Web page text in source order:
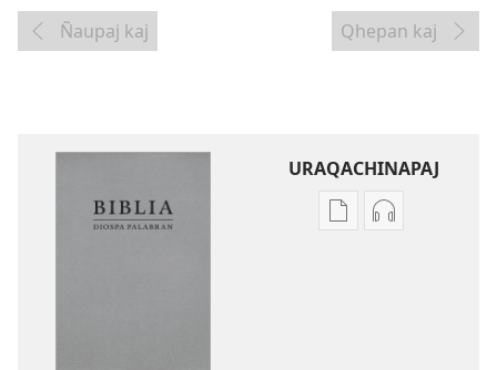
Ñaupaj kaj Qhepan kaj
URAQACHINAPAJ
Publicacionta
Grabasqata